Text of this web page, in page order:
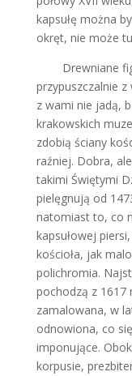
kapsułę można
okręt, nie może
Drewniane
przypuszczalnie
z wami nie jadą,
krakowskich
zdobią ściany
raźniej. Dobra,
takimi Świętymi
pielęgnują od
natomiast to, co
kapsułowej
kościoła, jak
polichromia.
pochodzą z 1617
zamalowana, w
odnowiona, co
imponujące.
korpusie,